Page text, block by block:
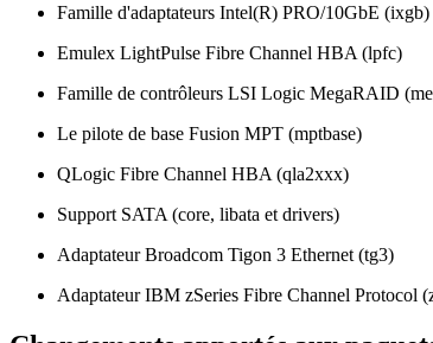
Famille d'adaptateurs Intel(R) PRO/10GbE (ixgb)
Emulex LightPulse Fibre Channel HBA (lpfc)
Famille de contrôleurs LSI Logic MegaRAID
Le pilote de base Fusion MPT (mptbase)
QLogic Fibre Channel HBA (qla2xxx)
Support SATA (core, libata et drivers)
Adaptateur Broadcom Tigon 3 Ethernet (tg3)
Adaptateur IBM zSeries Fibre Channel Protocol